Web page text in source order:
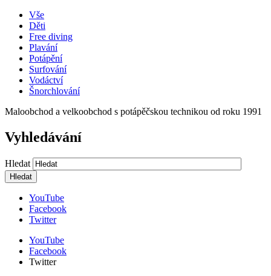
Vše
Děti
Free diving
Plavání
Potápění
Surfování
Vodáctví
Šnorchlování
Maloobchod a velkoobchod s potápěčskou technikou od roku 1991
Vyhledávání
Hledat
YouTube
Facebook
Twitter
YouTube
Facebook
Twitter